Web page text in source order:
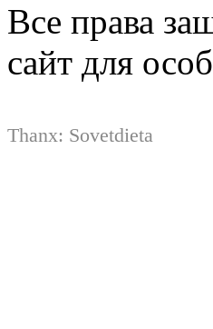
Все права
сайт для
Thanx: Sovetdieta